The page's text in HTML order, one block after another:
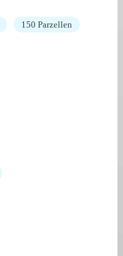
150 Parzellen